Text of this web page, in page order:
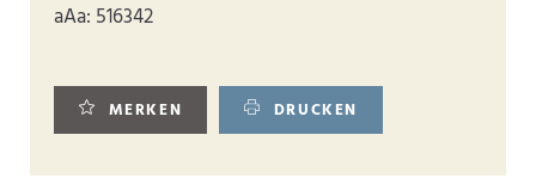
aAa: 516342
MERKEN DRUCKEN